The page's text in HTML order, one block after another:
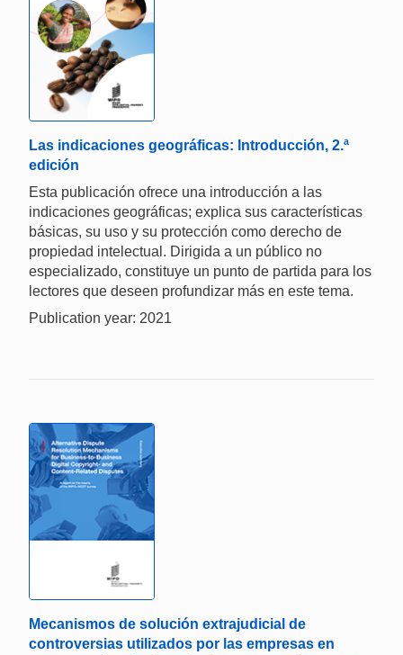
Las indicaciones geográficas: Introducción, 2.ª
edición
Esta publicación ofrece una introducción a las
indicaciones geográficas; explica sus características
básicas, su uso y su protección como derecho de
propiedad intelectual. Dirigida a un público no
especializado, constituye un punto de partida para los
lectores que deseen profundizar más en este tema.
Publication year: 2021
Mecanismos de solución extrajudicial de
controversias utilizados por las empresas en